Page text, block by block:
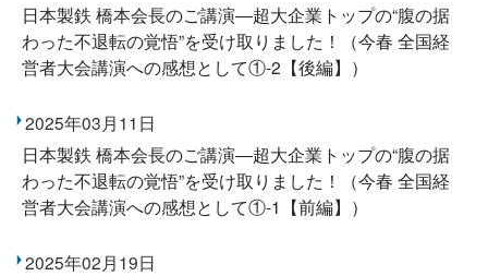
日本製鉄 橋本会長のご講演―超大企業トップの“腹の据
わった不退転の覚悟”を受け取りました！（今春 全国経
営者大会講演への感想として①-2【後編】）
2025年03月11日
日本製鉄 橋本会長のご講演―超大企業トップの“腹の据
わった不退転の覚悟”を受け取りました！（今春 全国経
営者大会講演への感想として①-1【前編】）
2025年02月19日